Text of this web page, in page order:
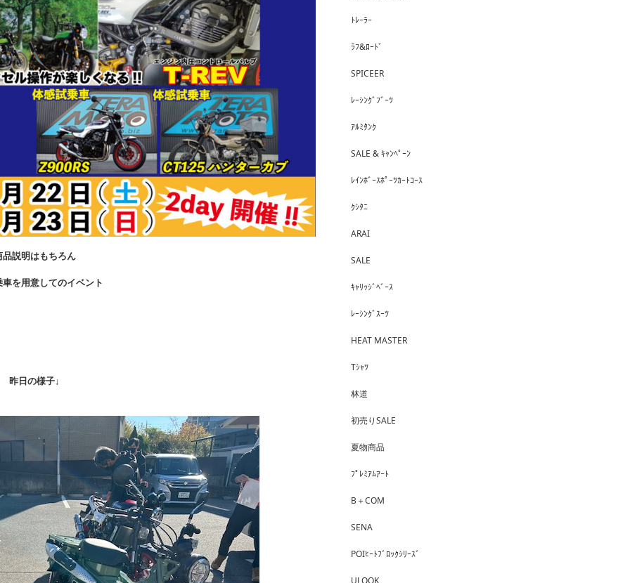
品説明はもちろん
を用意してのイベント
昨日の様子↓
ﾄﾚｰﾗｰ
ﾗﾌ&ﾛｰﾄﾞ
SPICEER
ﾚｰｼﾝｸﾞﾌﾞｰﾂ
ｱﾙﾐﾀﾝｸ
SALE & ｷｬﾝﾍﾟｰﾝ
ﾚｲﾝﾎﾞｰｽﾎﾟｰﾂｶｰﾄｺｰｽ
ｸｼﾀﾆ
ARAI
SALE
ｷｬﾘｯｼﾞﾍﾞｰｽ
ﾚｰｼﾝｸﾞｽｰﾂ
HEAT MASTER
Tｼｬﾂ
林道
初売りSALE
夏物商品
ﾌﾟﾚﾐｱﾑｱｰﾄ
B＋COM
SENA
POIﾋｰﾄﾌﾞﾛｯｸｼﾘｰｽﾞ
ULOOK